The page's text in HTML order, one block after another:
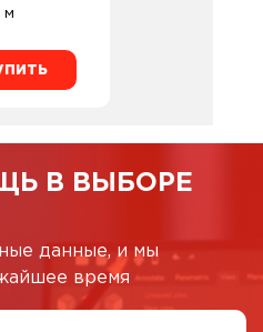
м
В ВЫБОРЕ
данные, и мы
время